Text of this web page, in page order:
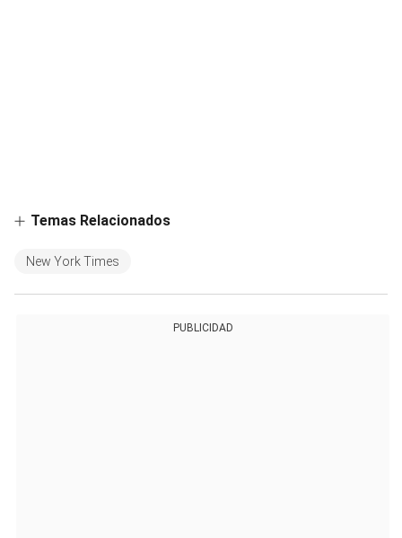
Temas Relacionados
New York Times
PUBLICIDAD